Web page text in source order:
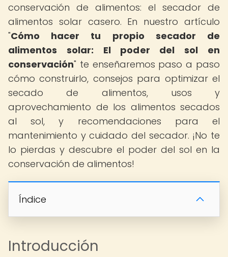
conservación de alimentos: el secador de
alimentos solar casero. En nuestro artículo
"Cómo hacer tu propio secador de
alimentos solar: El poder del sol en
conservación" te enseñaremos paso a paso
cómo construirlo, consejos para optimizar el
secado de alimentos, usos y
aprovechamiento de los alimentos secados
al sol, y recomendaciones para el
mantenimiento y cuidado del secador. ¡No te
lo pierdas y descubre el poder del sol en la
conservación de alimentos!
Índice
Introducción